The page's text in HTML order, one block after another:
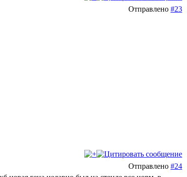
Отправлено #23
Отправлено #24